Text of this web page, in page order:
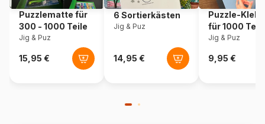
Maße 48 x 67 cm
Puzzlematte für
300 - 1000 Teile
Jig & Puz
6 Sortierkästen
Jig & Puz
Puzzle-
für 1000
Jig & Puz